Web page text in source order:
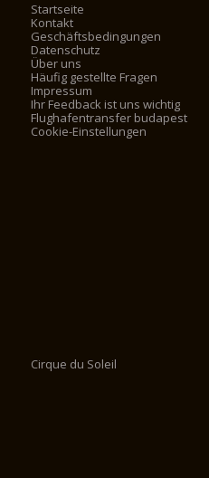
Startseite
Kontakt
Geschäftsbedingungen
Datenschutz
Über uns
Häufig gestellte Fragen
Impressum
Ihr Feedback ist uns wichtig
Flughafentransfer budapest
Cookie-Einstellungen
Cirque du Soleil